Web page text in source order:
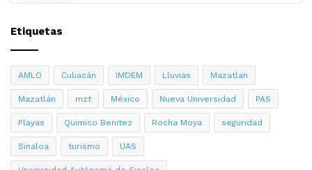
Etiquetas
AMLO Culiacán IMDEM Lluvias Mazatlan
Mazatlán mzt México Nueva Universidad PAS
Playas Quimico Benitez Rocha Moya seguridad
Sinaloa turismo UAS